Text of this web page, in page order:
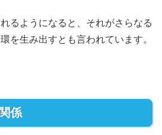
るようになると、それがさらなる
を生み出すとも言われています。
係